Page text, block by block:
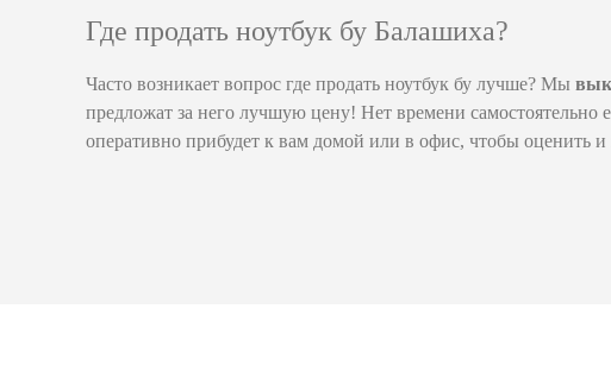
Где продать ноутбук бу Балашиха?
Часто возникает вопрос где продать ноутбук бу лучше? Мы
предложат за него лучшую цену! Нет времени самостоятельно
оперативно прибудет к вам домой или в офис, чтобы оценить и